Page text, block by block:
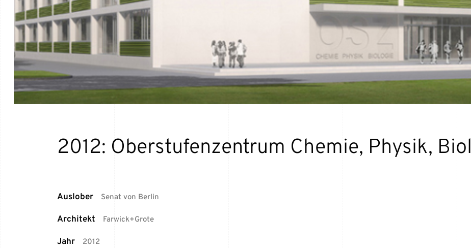
2012: Oberstufenzentrum Chemie, Physik,
Auslober Senat von Berlin
Architekt Farwick+Grote
Jahr 2012